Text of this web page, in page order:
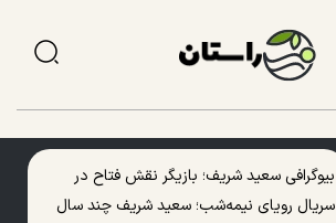
بیوگرافی سعید شریف؛ بازیگر نقش فتاح در
سریال رویای نیمه‌شب؛ سعید شریف چند سال